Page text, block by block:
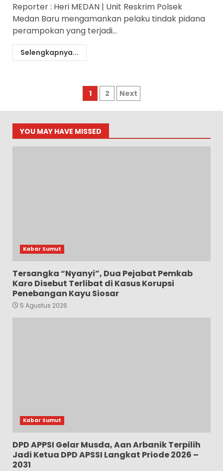
Reporter : Heri MEDAN | Unit Reskrim Polsek
Medan Baru mengamankan pelaku tindak pidana
perampokan yang terjadi...
Selengkapnya...
Paginasi
pos
1 2 Next
YOU MAY HAVE MISSED
Kabar Sumut
Tersangka “Nyanyi”, Dua Pejabat Pemkab
Karo Disebut Terlibat di Kasus Korupsi
Penebangan Kayu Siosar
5 Agustus 2026
Kabar Sumut
DPD APPSI Gelar Musda, Aan Arbanik Terpilih
Jadi Ketua DPD APSSI Langkat Priode 2026 –
2031